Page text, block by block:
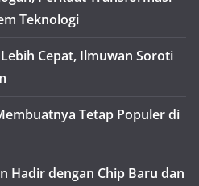
Teknologi
Cepat, Ilmuwan Soroti
Tetap Populer di
Hadir dengan Chip Baru dan